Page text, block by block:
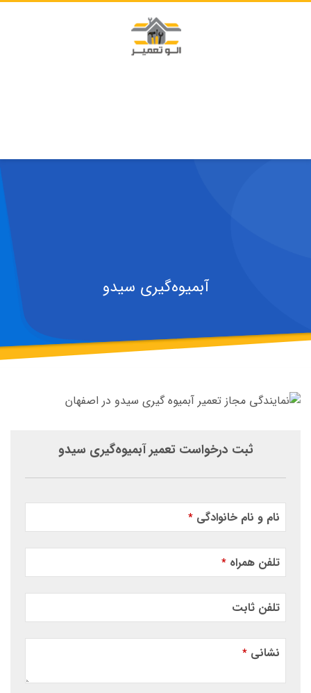
آبمیوه‌گیری سیدو
ثبت درخواست تعمیر آبمیوه‌گیری سیدو
نام و نام خانوادگی *
تلفن همراه *
تلفن ثابت
نشانی *